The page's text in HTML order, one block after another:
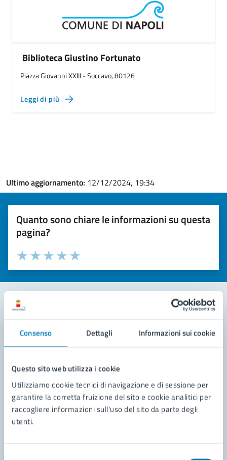
Consenso Dettagli Informazioni sui cookie
Questo sito web utilizza i cookie
Utilizziamo cookie tecnici di navigazione e di sessione per
garantire la corretta fruizione del sito e cookie analitici per
raccogliere informazioni sull'uso del sito da parte degli
utenti.
Biblioteca Giustino Fortunato
Piazza Giovanni XXIII - Soccavo, 80126
Leggi di più
Ultimo aggiornamento: 12/12/2024, 19:34
Quanto sono chiare le informazioni su questa
pagina?
Valuta la chiarezza delle informazioni (da 1 a 5 stelle)
Seleziona il numero di stelle per valutare la chiarezza delle
Valuta 5 stelle su 5
Valuta 4 stelle su 5
Valuta 3 stelle su 5
Valuta 2 stelle su 5
Valuta 1 stelle su 5
Leggi le domande frequenti
Richiedi assistenza
Prenota appuntamento
Problemi in città